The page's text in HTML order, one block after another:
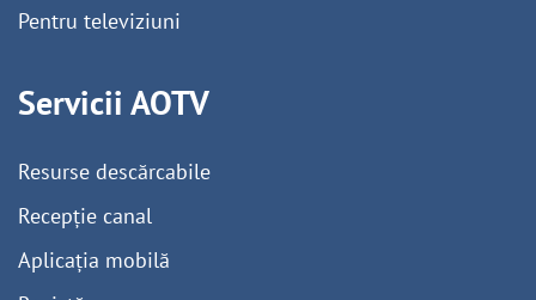
Pentru televiziuni
Servicii AOTV
Resurse descărcabile
Recepție canal
Aplicația mobilă